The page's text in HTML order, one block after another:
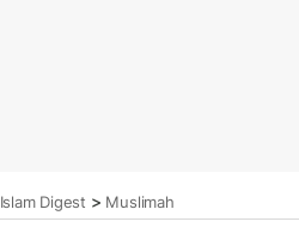
Islam Digest > Muslimah